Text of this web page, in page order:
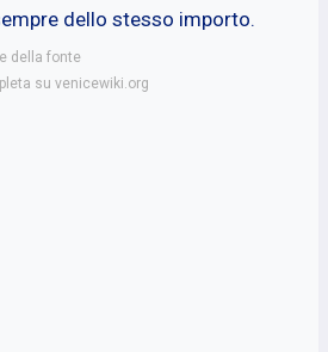
dello stesso importo.
della fonte
su venicewiki.org